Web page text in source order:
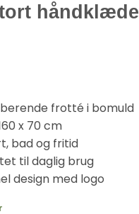
håndklæde
frotté i bomuld
x 70 cm
bad og fritid
til daglig brug
design med logo